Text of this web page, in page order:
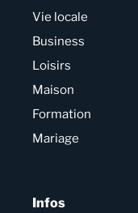
Vie locale
Business
Loisirs
Maison
Formation
Mariage
Infos